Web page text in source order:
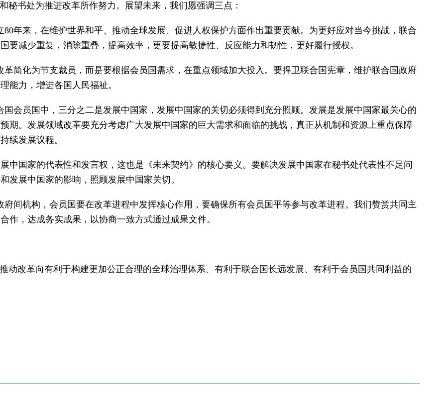
秘书处为推进改革所作努力。展望未来，我们愿强调三点：
年来，在维护世界和平、推动全球发展、促进人权保护方面作出重要贡献。为更好应对当今挑战，联合
要减少重复，消除重叠，提高效率，更要提高敏捷性、反应能力和韧性，更好履行授权。
简化为节支裁员，而是要根据会员国需求，在重点领域加大投入。要捍卫联合国宪章，维护联合国政府
能力，增进各国人民福祉。
会员国中，三分之二是发展中国家，发展中国家的关切必须得到充分照顾。发展是发展中国家最关心的
期。发展领域改革要充分考虑广大发展中国家的巨大需求和面临的挑战，真正从机制和资源上重点保障
续发展议程。
中国家的代表性和发言权，这也是《未来契约》的核心要义。要解决发展中国家在秘书处代表性不足问
发展中国家的影响，照顾发展中国家关切。
间机构，会员国要在改革进程中发挥核心作用，要确保所有会员国平等参与改革进程。我们赞赏共同主
作，达成务实成果，以协商一致方式通过成果文件。
动改革向有利于构建更加公正合理的全球治理体系、有利于联合国长远发展、有利于会员国共同利益的